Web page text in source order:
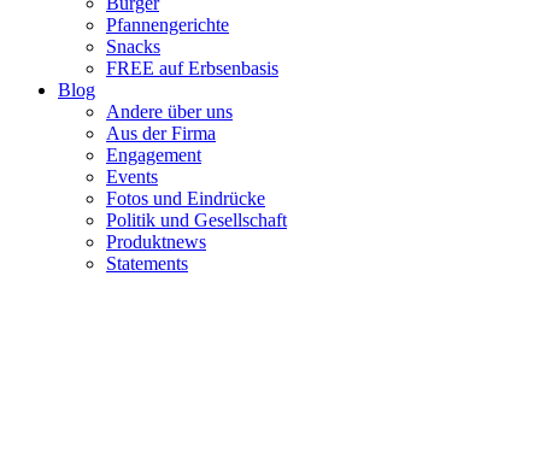
Pfannengerichte
Snacks
FREE auf Erbsenbasis
Blog
Andere über uns
Aus der Firma
Engagement
Events
Fotos und Eindrücke
Politik und Gesellschaft
Produktnews
Statements